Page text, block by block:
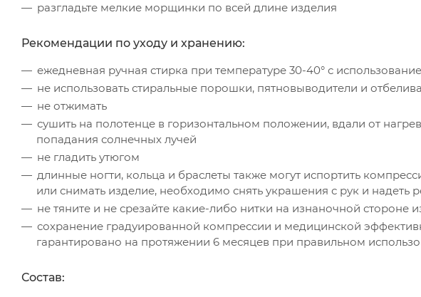
разгладьте мелкие морщинки по всей длине изделия
Рекомендации по уходу и хранению:
ежедневная ручная стирка при температуре 30-40° с
не использовать стиральные порошки, пятновыводители и
не отжимать
сушить на полотенце в горизонтальном положении, вдали от
попадания солнечных лучей
не гладить утюгом
длинные ногти, кольца и браслеты также могут испортить
или снимать изделие, необходимо снять украшения с рук и надеть
не тяните и не срезайте какие-либо нитки на изнаночной стороне
сохранение градуированной компрессии и медицинской
гарантировано на протяжении 6 месяцев при правильном
Состав: